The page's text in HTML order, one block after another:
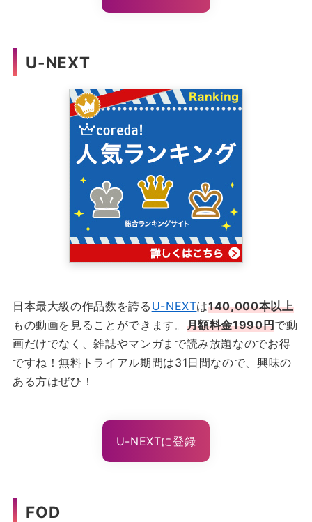
U-NEXT
日本最大級の作品数を誇る U-NEXTは140,000本以上
もの動画を見ることができます。 月額料金1990円で動
画だけでなく、雑誌やマンガまで読み放題なのでお得
ですね！無料トライアル期間は31日間なので、興味の
ある方はぜひ！
U-NEXTに登録
FOD